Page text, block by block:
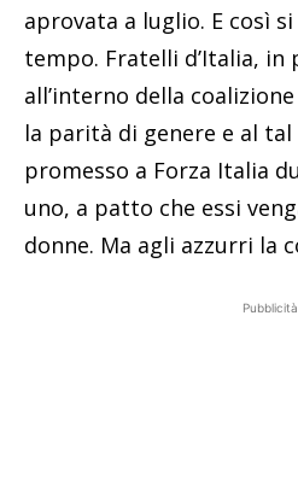
aprovata a luglio. E così
tempo. Fratelli d’Italia,
all’interno della
la parità di genere e al
promesso a Forza Italia
uno, a patto che essi
donne. Ma agli azzurri la
Pubblicità